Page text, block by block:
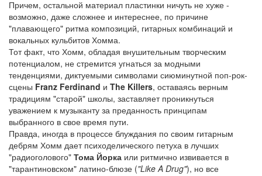
Причем, остальной материал пластинки ничуть не хуже -
возможно, даже сложнее и интереснее, по причине
"плавающего" ритма композиций, гитарных комбинаций и
вокальных кульбитов Хомма.
Тот факт, что Хомм, обладая внушительным творческим
потенциалом, не стремится угнаться за модными
тенденциями, диктуемыми символами сиюминутной поп-рок-
сцены Franz Ferdinand и The Killers, оставаясь верным
традициям "старой" школы, заставляет проникнуться
уважением к музыканту за преданность принципам
выбранного в свое время пути.
Правда, иногда в процессе блуждания по своим гитарным
дебрям Хомм дает психоделического петуха в лучших
"радиоголового" Тома Йорка или ритмично извивается в
"тарантиновском" латино-блюзе ("Like A Drug"), но все